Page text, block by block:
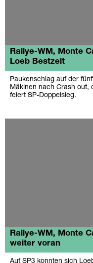
Rallye-WM, Monte
Loeb Bestzeit
Paukenschlag auf der
Mäkinen nach Crash out,
feiert SP-Doppelsieg.
Rallye-WM, Monte
weiter voran
Auf SP3 konnten sich